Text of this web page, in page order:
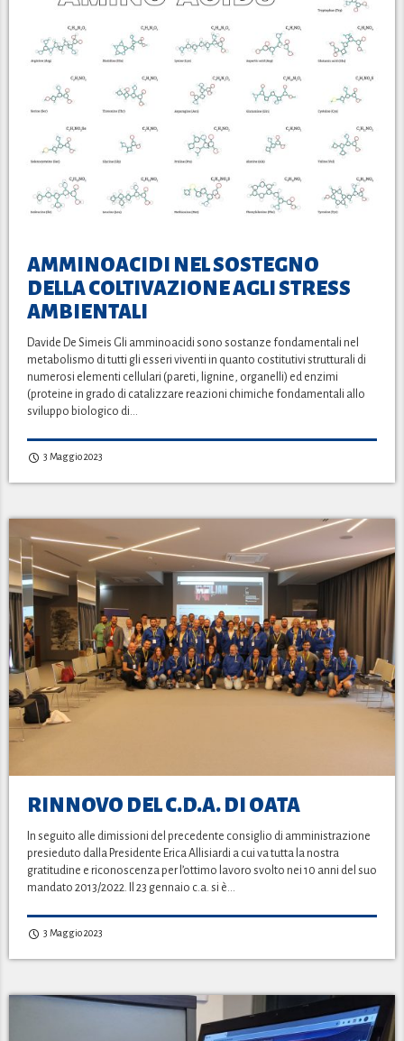
AMMINOACIDI NEL SOSTEGNO
DELLA COLTIVAZIONE AGLI STRESS
AMBIENTALI
Davide De Simeis Gli amminoacidi sono sostanze fondamentali nel
metabolismo di tutti gli esseri viventi in quanto costitutivi strutturali di
numerosi elementi cellulari (pareti, lignine, organelli) ed enzimi
(proteine in grado di catalizzare reazioni chimiche fondamentali allo
sviluppo biologico di…
3 Maggio 2023
RINNOVO DEL C.D.A. DI OATA
In seguito alle dimissioni del precedente consiglio di amministrazione
presieduto dalla Presidente Erica Allisiardi a cui va tutta la nostra
gratitudine e riconoscenza per l’ottimo lavoro svolto nei 10 anni del suo
mandato 2013/2022. Il 23 gennaio c.a. si è…
3 Maggio 2023